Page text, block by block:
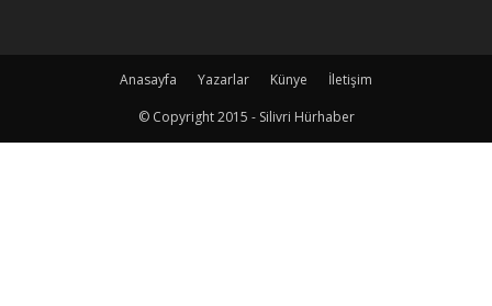
Anasayfa Yazarlar Künye
İletişim
© Copyright 2015 - Silivri Hürhaber